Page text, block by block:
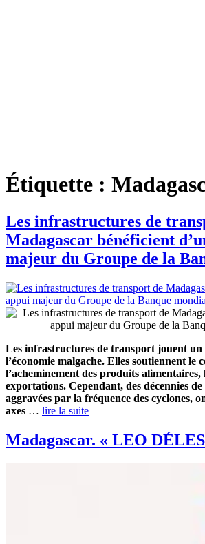
Étiquette :
Les infrastructures de
Madagascar bénéficient
majeur du Groupe de la
Les infrastructures de transport jouent un
l’économie malgache. Elles soutiennent le
l’acheminement des produits alimentaires,
exportations. Cependant, des décennies de
aggravées par la fréquence des cyclones,
axes … lire la suite
Madagascar. « LEO